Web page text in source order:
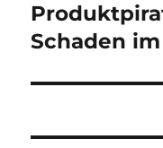
Next
post:
Schaden